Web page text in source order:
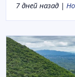
7 дней назад |